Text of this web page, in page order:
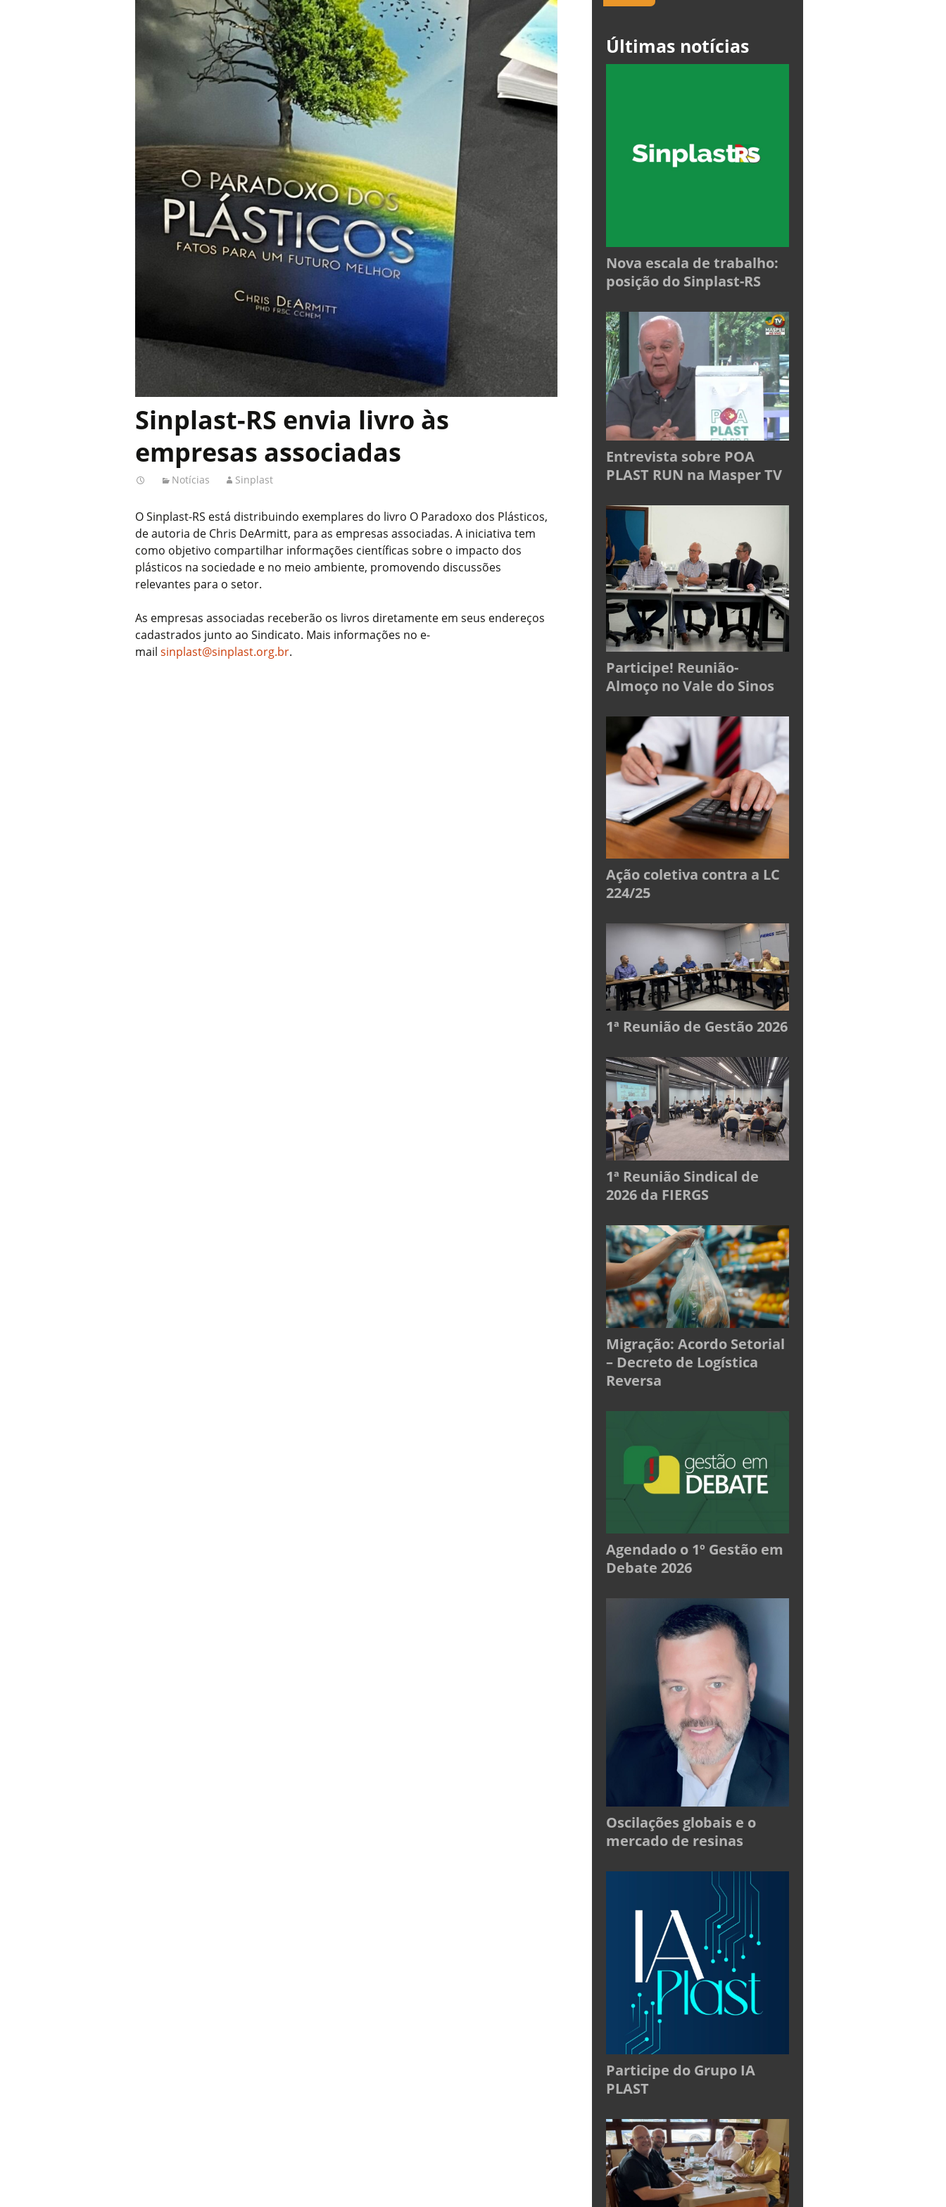
Sinplast-RS envia livro às
empresas associadas
Notícias Sinplast
O Sinplast-RS está distribuindo exemplares do livro O Paradoxo dos Plásticos,
de autoria de Chris DeArmitt, para as empresas associadas. A iniciativa tem
como objetivo compartilhar informações científicas sobre o impacto dos
plásticos na sociedade e no meio ambiente, promovendo discussões
relevantes para o setor.
As empresas associadas receberão os livros diretamente em seus endereços
cadastrados junto ao Sindicato. Mais informações no e-
mail sinplast@sinplast.org.br.
Últimas notícias
Nova escala de trabalho:
posição do Sinplast-RS
Entrevista sobre POA
PLAST RUN na Masper TV
Participe! Reunião-
Almoço no Vale do Sinos
Ação coletiva contra a LC
224/25
1ª Reunião de Gestão 2026
1ª Reunião Sindical de
2026 da FIERGS
Migração: Acordo Setorial
– Decreto de Logística
Reversa
Agendado o 1º Gestão em
Debate 2026
Oscilações globais e o
mercado de resinas
Participe do Grupo IA
PLAST